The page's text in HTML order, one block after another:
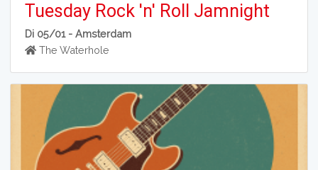
Tuesday Rock 'n' Roll Jamnight
Di 05/01 -Amsterdam
The Waterhole